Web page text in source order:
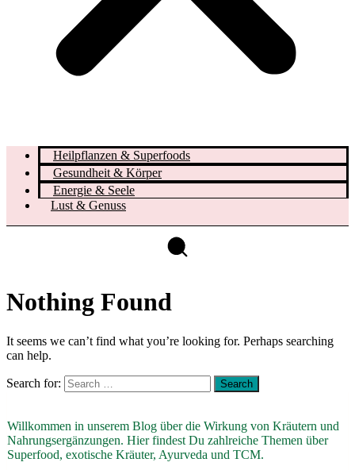
Heilpflanzen & Superfoods
Gesundheit & Körper
Energie & Seele
Lust & Genuss
Nothing Found
It seems we can’t find what you’re looking for. Perhaps searching
can help.
Search for:
Willkommen in unserem Blog über die Wirkung von Kräutern und
Nahrungsergänzungen. Hier findest Du zahlreiche Themen über
Superfood, exotische Kräuter, Ayurveda und TCM.